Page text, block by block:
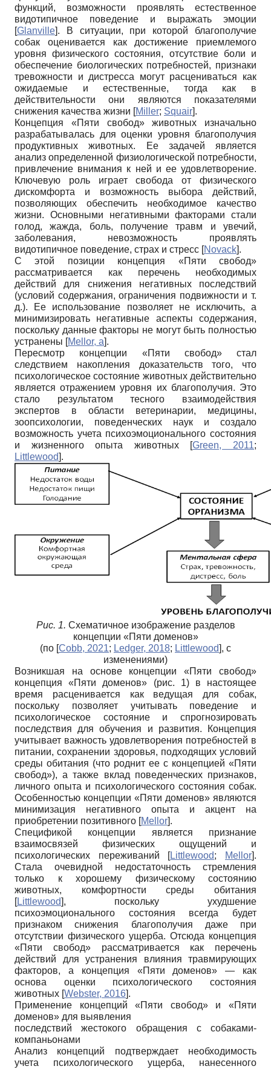
функций, возможности проявлять естественное
видотипичное поведение и выражать эмоции
[Glanville]. В ситуации, при которой благополучие
собак оценивается как достижение приемлемого
уровня физического состояния, отсутствие боли и
обеспечение биологических потребностей, признаки
тревожности и дистресса могут расцениваться как
ожидаемые и естественные, тогда как в
действительности они являются показателями
снижения качества жизни [Miller; Squair].
Концепция «Пяти свобод» животных изначально
разрабатывалась для оценки уровня благополучия
продуктивных животных. Ее задачей является
анализ определенной физиологической потребности,
привлечение внимания к ней и ее удовлетворение.
Ключевую роль играет свобода от физического
дискомфорта и возможность выбора действий,
позволяющих обеспечить необходимое качество
жизни. Основными негативными факторами стали
голод, жажда, боль, получение травм и увечий,
заболевания, невозможность проявлять
видотипичное поведение, страх и стресс [Novack].
С этой позиции концепция «Пяти свобод»
рассматривается как перечень необходимых
действий для снижения негативных последствий
(условий содержания, ограничения подвижности и т.
д.). Ее использование позволяет не исключить, а
минимизировать негативные аспекты содержания,
поскольку данные факторы не могут быть полностью
устранены [Mellor, а].
Пересмотр концепции «Пяти свобод» стал
следствием накопления доказательств того, что
психологическое состояние животных действительно
является отражением уровня их благополучия. Это
стало результатом тесного взаимодействия
экспертов в области ветеринарии, медицины,
зоопсихологии, поведенческих наук и создало
возможность учета психоэмоционального состояния
и жизненного опыта животных [Green, 2011;
Littlewood].
Рис. 1. Схематичное изображение разделов
концепции «Пяти доменов»
(по [Cobb, 2021; Ledger, 2018; Littlewood], с
изменениями)
Возникшая на основе концепции «Пяти свобод»
концепция «Пяти доменов» (рис. 1) в настоящее
время расценивается как ведущая для собак,
поскольку позволяет учитывать поведение и
психологическое состояние и спрогнозировать
последствия для обучения и развития. Концепция
учитывает важность удовлетворения потребностей в
питании, сохранении здоровья, подходящих условий
среды обитания (что роднит ее с концепцией «Пяти
свобод»), а также вклад поведенческих признаков,
личного опыта и психологического состояния собак.
Особенностью концепции «Пяти доменов» являются
минимизация негативного опыта и акцент на
приобретении позитивного [Mellor].
Спецификой концепции является признание
взаимосвязей физических ощущений и
психологических переживаний [Littlewood; Mellor].
Стала очевидной недостаточность стремления
только к хорошему физическому состоянию
животных, комфортности среды обитания
[Littlewood], поскольку ухудшение
психоэмоционального состояния всегда будет
признаком снижения благополучия даже при
отсутствии физического ущерба. Отсюда концепция
«Пяти свобод» рассматривается как перечень
действий для устранения влияния травмирующих
факторов, а концепция «Пяти доменов» — как
основа оценки психологического состояния
животных [Webster, 2016].
Применение концепций «Пяти свобод» и «Пяти
доменов» для выявления
последствий жестокого обращения с собаками-
компаньонами
Анализ концепций подтверждает необходимость
учета психологического ущерба, нанесенного